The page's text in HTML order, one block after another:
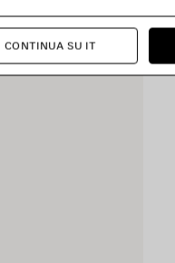
CONTINUA SU IT